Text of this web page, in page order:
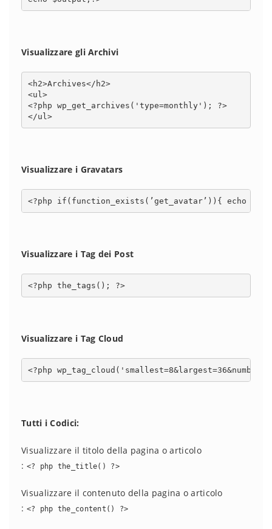
Visualizzare gli Archivi
<h2>Archives</h2>
<ul>
<?php wp_get_archives('type=monthly'); ?>
</ul>
Visualizzare i Gravatars
<?php if(function_exists(’get_avatar’)){ echo
Visualizzare i Tag dei Post
<?php the_tags(); ?>
Visualizzare i Tag Cloud
<?php
Tutti i Codici:
Visualizzare il titolo della pagina o articolo
: <? php the_title() ?>
Visualizzare il contenuto della pagina o articolo
: <? php the_content() ?>